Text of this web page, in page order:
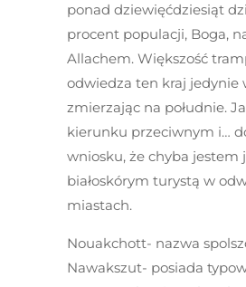
ponad dziewięćdziesiąt
procent populacji, Boga,
Allachem. Większość
odwiedza ten kraj jedynie
zmierzając na południe.
kierunku przeciwnym i…
wniosku, że chyba jestem
białoskórym turystą w
miastach.
Nouakchott- nazwa
Nawakszut- posiada